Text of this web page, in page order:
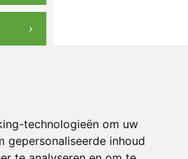
technologieën om uw
gepersonaliseerde inhoud